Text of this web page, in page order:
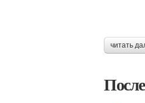
читать